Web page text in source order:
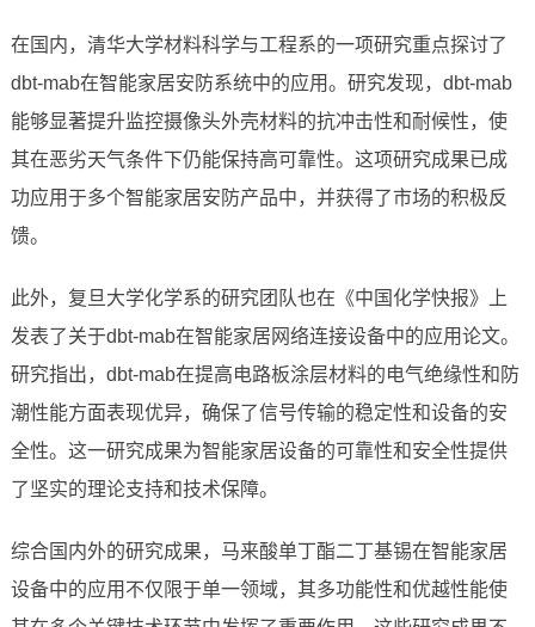
在国内，清华大学材料科学与工程系的一项研究重点探讨了
dbt-mab在智能家居安防系统中的应用。研究发现，dbt-mab
能够显著提升监控摄像头外壳材料的抗冲击性和耐候性，使
其在恶劣天气条件下仍能保持高可靠性。这项研究成果已成
功应用于多个智能家居安防产品中，并获得了市场的积极反
馈。
此外，复旦大学化学系的研究团队也在《中国化学快报》上
发表了关于dbt-mab在智能家居网络连接设备中的应用论文。
研究指出，dbt-mab在提高电路板涂层材料的电气绝缘性和防
潮性能方面表现优异，确保了信号传输的稳定性和设备的安
全性。这一研究成果为智能家居设备的可靠性和安全性提供
了坚实的理论支持和技术保障。
综合国内外的研究成果，马来酸单丁酯二丁基锡在智能家居
设备中的应用不仅限于单一领域，其多功能性和优越性能使